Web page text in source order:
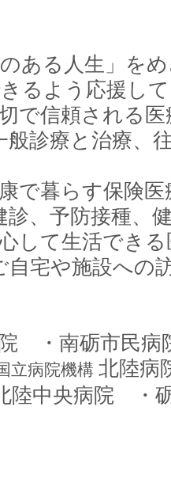
のある人生」を
るよう応援し
信頼される医
般診療と治療、
暮らす保険医
診、予防接種、
て生活できる
自宅や施設への
院 ・南砺市民
立病院機構 北陸病
陸中央病院 ・